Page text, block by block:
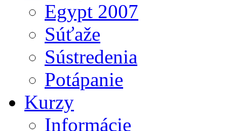
Egypt 2007
Súťaže
Sústredenia
Potápanie
Kurzy
Informácie